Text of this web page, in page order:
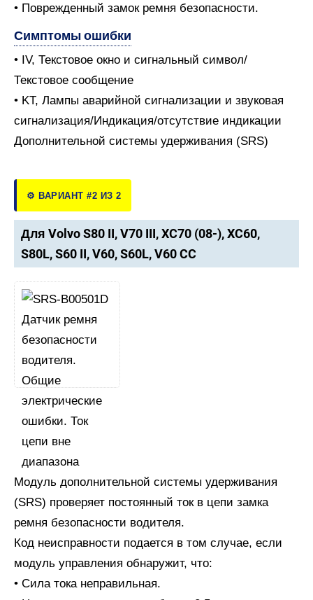
• Поврежденный замок ремня безопасности.
Симптомы ошибки
• IV, Текстовое окно и сигнальный символ/
Текстовое сообщение
• KT, Лампы аварийной сигнализации и звуковая
сигнализация/Индикация/отсутствие индикации
Дополнительной системы удерживания (SRS)
⚙️ ВАРИАНТ #2 ИЗ 2
Для Volvo S80 II, V70 III, XC70 (08-), XC60,
S80L, S60 II, V60, S60L, V60 CC
Модуль дополнительной системы удерживания
(SRS) проверяет постоянный ток в цепи замка
ремня безопасности водителя.
Код неисправности подается в том случае, если
модуль управления обнаружит, что:
• Сила тока неправильная.